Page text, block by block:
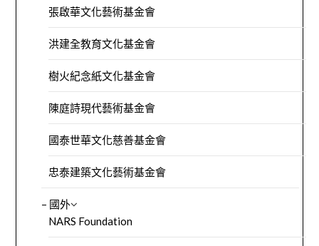
張啟華文化藝術基金會
洪建全教育文化基金會
樹火紀念紙文化基金會
陳庭詩現代藝術基金會
國泰世華文化慈善基金會
忠泰建築文化藝術基金會
– 國外
NARS Foundation